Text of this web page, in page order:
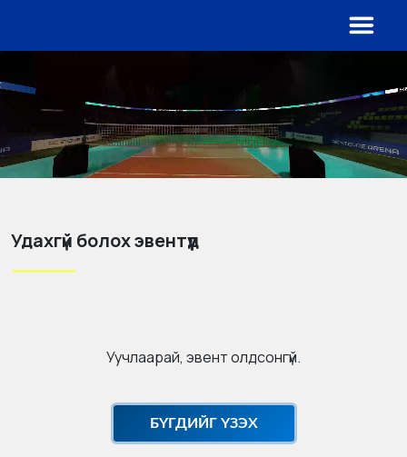
Удахгүй болох эвентүүд
Уучлаарай, эвент олдсонгүй.
БҮГДИЙГ ҮЗЭХ